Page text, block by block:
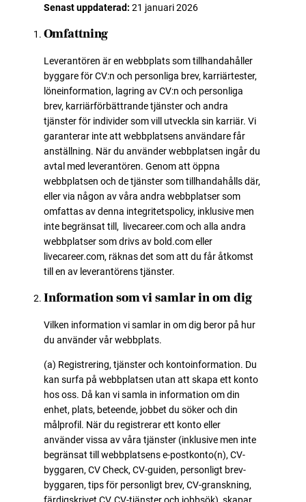
Senast uppdaterad: 21 januari 2026
Omfattning
Leverantören är en webbplats som tillhandahåller
byggare för CV:n och personliga brev, karriärtester,
löneinformation, lagring av CV:n och personliga
brev, karriärförbättrande tjänster och andra
tjänster för individer som vill utveckla sin karriär. Vi
garanterar inte att webbplatsens användare får
anställning. När du använder webbplatsen ingår du
avtal med leverantören. Genom att öppna
webbplatsen och de tjänster som tillhandahålls där,
eller via någon av våra andra webbplatser som
omfattas av denna integritetspolicy, inklusive men
inte begränsat till, livecareer.com och alla andra
webbplatser som drivs av bold.com eller
livecareer.com, räknas det som att du får åtkomst
till en av leverantörens tjänster.
Information som vi samlar in om dig
Vilken information vi samlar in om dig beror på hur
du använder vår webbplats.
(a) Registrering, tjänster och kontoinformation. Du
kan surfa på webbplatsen utan att skapa ett konto
hos oss. Då kan vi samla in information om din
enhet, plats, beteende, jobbet du söker och din
målprofil. När du registrerar ett konto eller
använder vissa av våra tjänster (inklusive men inte
begränsat till webbplatsens e-postkonto(n), CV-
byggaren, CV Check, CV-guiden, personligt brev-
byggaren, tips för personligt brev, CV-granskning,